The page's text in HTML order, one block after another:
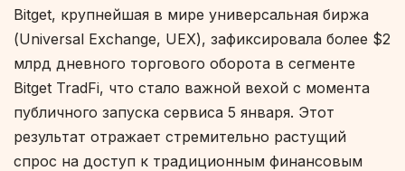
Bitget, крупнейшая в мире универсальная биржа
(Universal Exchange, UEX), зафиксировала более $2
млрд дневного торгового оборота в сегменте
Bitget TradFi, что стало важной вехой с момента
публичного запуска сервиса 5 января. Этот
результат отражает стремительно растущий
спрос на доступ к традиционным финансовым